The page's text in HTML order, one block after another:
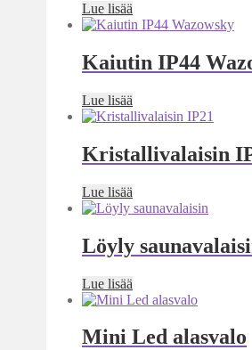
Lue lisää
Kaiutin IP44
Lue lisää
Kristallivalaisin
Lue lisää
Löyly
Lue lisää
Mini Led alasvalo